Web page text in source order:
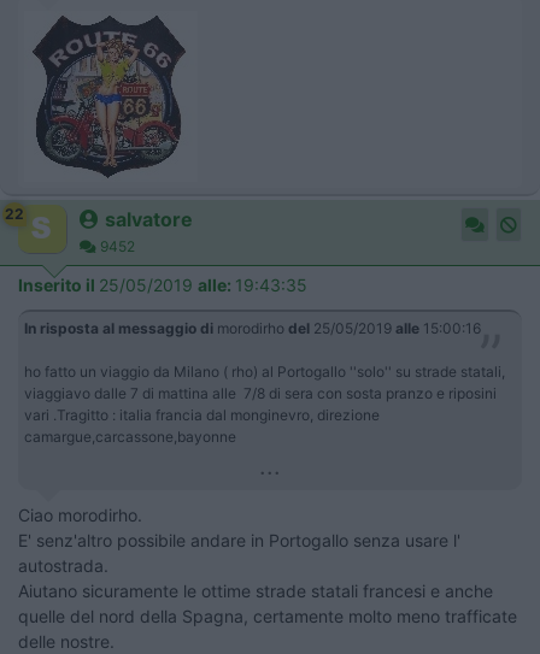
22 salvatore
9452
Inserito il 25/05/2019 alle: 19:43:35
In risposta al messaggio di morodirho del 25/05/2019 alle 15:00:16
ho fatto un viaggio da Milano ( rho) al Portogallo ''solo'' su strade statali,
viaggiavo dalle 7 di mattina alle 7/8 di sera con sosta pranzo e riposini
vari .Tragitto : italia francia dal monginevro, direzione
camargue,carcassone,bayonne
...
Ciao morodirho.
E' senz'altro possibile andare in Portogallo senza usare l'
autostrada.
Aiutano sicuramente le ottime strade statali francesi e anche
quelle del nord della Spagna, certamente molto meno trafficate
delle nostre.